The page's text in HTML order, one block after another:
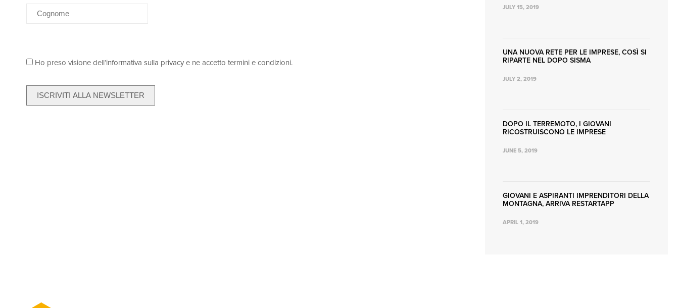
Ho preso visione dell’informativa sulla privacye ne accetto termini e condizioni.
ISCRIVITI ALLA NEWSLETTER
JULY 15, 2019
UNA NUOVA RETE PER LE IMPRESE, COSÌ SI
RIPARTE NEL DOPO SISMA
JULY 2, 2019
DOPO IL TERREMOTO, I GIOVANI
RICOSTRUISCONO LE IMPRESE
JUNE 5, 2019
GIOVANI E ASPIRANTI IMPRENDITORI DELLA
MONTAGNA, ARRIVA RESTARTAPP
APRIL 1, 2019